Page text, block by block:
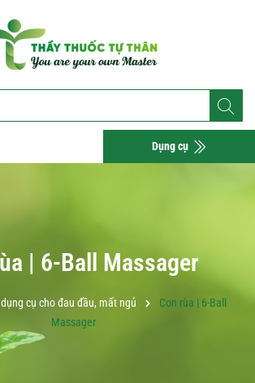
Dụng cụ
| 6-Ball Massager
cụ cho đau đầu, mất ngủ
Con rùa | 6-Ball
Massager